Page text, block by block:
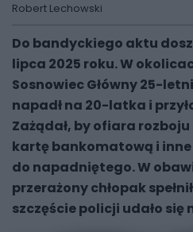
Robert Lechowski
Do bandyckiego aktu
lipca 2025 roku. W
Sosnowiec Główny 25-
napadł na 20-latka i
Zażądał, by ofiara
kartę bankomatową i
do napadniętego. W
przerażony chłopak
szczęście policji udało